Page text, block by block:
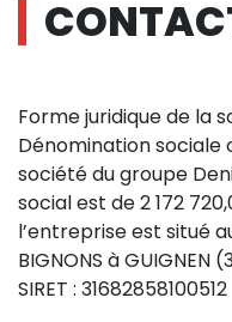
Forme juridique de la
Dénomination sociale
société du groupe
social est de 2 172
l’entreprise est situé au
BIGNONS à GUIGNEN
SIRET : 31682858100512